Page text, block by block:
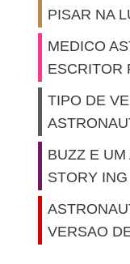
PISAR NA
MEDICO
ESCRITOR
TIPO DE
BUZZ E
STORY ING
VERSAO